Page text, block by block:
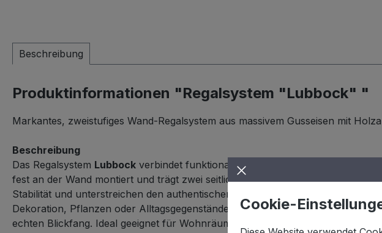
Beschreibung
Produktinformationen "Regalsystem "Lubbock" "
Markantes, zweistufiges Wand-Regalsystem aus massivem Gusseisen mit
Beschreibung
Das Regalsystem Lubbock verbindet funktionale Ablageflächen mit einer
fest an der Wand montiert und trägt zwei seitlich auskragende Regalböden,
Stabilität und unterstreichen den authentischen Werkstattcharakter. Die
Dekoration, Pflanzen oder Alltagsgegenstände. Ein integriertes Manometer
echten Blickfang. Ideal geeignet für Wohnräume, Büros, Lofts oder
Cookie-